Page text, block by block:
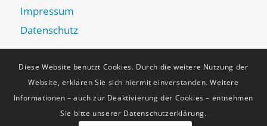
Impressum
Datenschutz
Diese Website benutzt Cookies. Durch die weitere Nutzung der
Website, erklären Sie sich hiermit einverstanden. Weitere
Informationen – auch zur Deaktivierung der Cookies – entnehmen
Sie bitte unserer Datenschutzerklärung.